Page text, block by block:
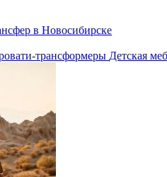
в Новосибирске
Детская